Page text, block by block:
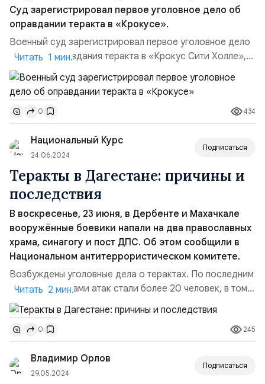
Суд зарегистрировал первое уголовное дело об
оправдании теракта в «Крокусе».
Военный суд зарегистрировал первое уголовное дело
по факту оправдания теракта в «Крокус Сити Холле»,
как сообщает Telegram-канал «Осторожно, новости».
Согласно информации журналистов, в суд поступило
дело против 26-летнего таксиста Жаната Ажыбекова.
Следствие утверждает, что он одобрил нападение на
московский концертный зал в разговоре с другими
людьми...
Читать 1 мин.
0 434
Национальный Курс
24.06.2024
Подписаться
Теракты в Дагестане: причины и
последствия
В воскресенье, 23 июня, в Дербенте и Махачкале
вооружённые боевики напали на два православных
храма, синагогу и пост ДПС. Об этом сообщили в
Национальном антитеррористическом комитете.
Возбуждены уголовные дела о терактах. По последним
данным, жертвами атак стали более 20 человек, в том
числе священник РПЦ, еще 46 человек ранены. В
регионе 24, 25 и 26 июня объявлены днями траура.
Глава региона Сергей Меликов заявлял, что было
ликвидировано «шестеро бандитов». Национальный
антитеррористический комитет позднее сообщил о
ликвидации ...
Читать 2 мин.
0 245
Владимир Орлов
29.05.2024
Подписаться